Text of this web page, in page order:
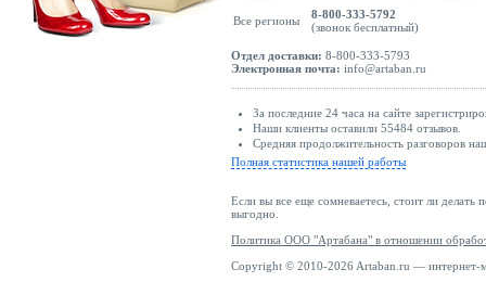
Все регионы
8-800-333-5792
(звонок бесплатный)
Отдел доставки: 8-800-333-5793
Электронная почта: info@artaban.ru
За последние 24 часа на сайте
Наши клиенты оставили 55484 отзывов.
Средняя продолжительность разговоров
Полная статистика нашей работы
Если вы все еще сомневаетесь, стоит ли делать
выгодно.
Политика ООО "Артабана" в отношении
Copyright © 2010-2026 Artaban.ru — интернет-